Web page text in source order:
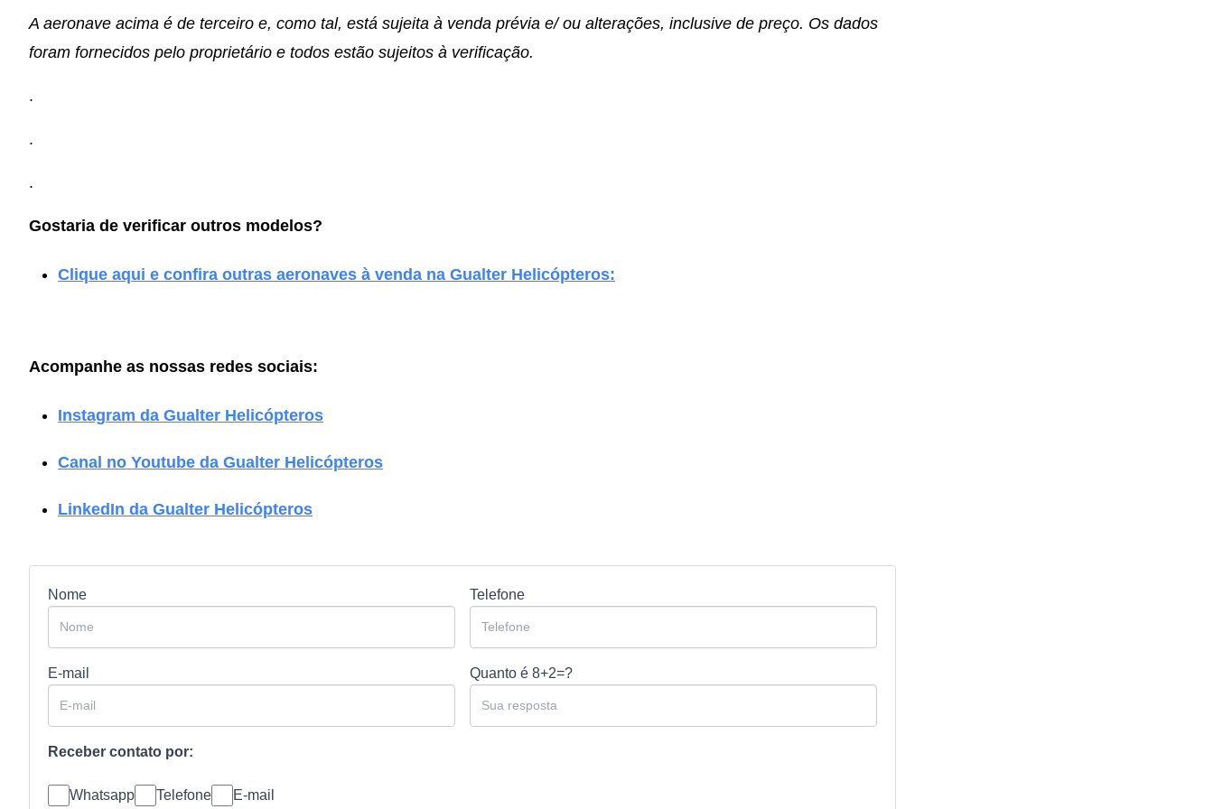
A aeronave acima é de terceiro e, como tal, está sujeita à venda prévia e/ ou alterações, inclusive de preço. Os dados
foram fornecidos pelo proprietário e todos estão sujeitos à verificação.
.
.
.
Gostaria de verificar outros modelos?
Clique aqui e confira outras aeronaves à venda na Gualter Helicópteros:
Acompanhe as nossas redes sociais:
Instagram da Gualter Helicópteros
Canal no Youtube da Gualter Helicópteros
LinkedIn da Gualter Helicópteros
Nome Telefone
E-mail Quanto é 8+2=?
Receber contato por:
Whatsapp Telefone E-mail